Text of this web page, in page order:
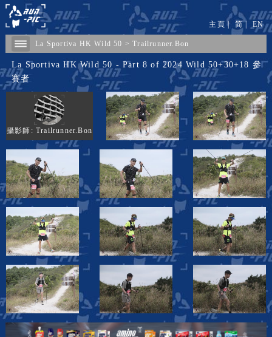
La Sportiva HK Wild 50 >Trailrunner.Bon
主頁 | 简| EN
La Sportiva HK Wild 50 - Part 8 of 2024 Wild 50+30+18 參
賽者
攝影師: Trailrunner.Bon